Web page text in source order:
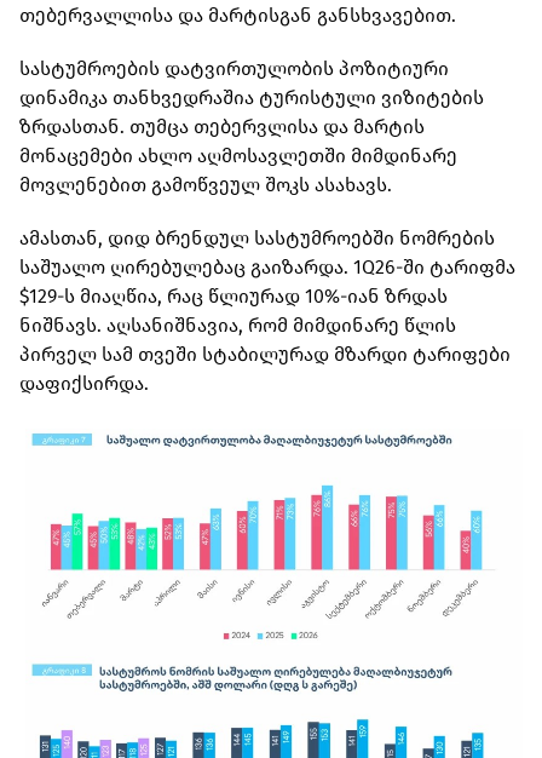
თებერვალლისა და მარტისგან განსხვავებით.
სასტუმროების დატვირთულობის პოზიტიური
დინამიკა თანხვედრაშია ტურისტული ვიზიტების
ზრდასთან. თუმცა თებერვლისა და მარტის
მონაცემები ახლო აღმოსავლეთში მიმდინარე
მოვლენებით გამოწვეულ შოკს ასახავს.
ამასთან, დიდ ბრენდულ სასტუმროებში ნომრების
საშუალო ღირებულებაც გაიზარდა. 1Q26-ში ტარიფმა
$129-ს მიაღწია, რაც წლიურად 10%-იან ზრდას
ნიშნავს. აღსანიშნავია, რომ მიმდინარე წლის
პირველ სამ თვეში სტაბილურად მზარდი ტარიფები
დაფიქსირდა.